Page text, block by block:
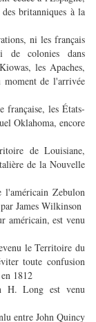
britanniques à la
ni les français
de colonies dans
les Apaches,
moment de l'arrivée
française, les États-
Oklahoma, encore
de Louisiane,
de la Nouvelle
l'américain Zebulon
James Wilkinson
américain, est venu
le Territoire du
toute confusion
1812
H. Long est venu
entre John Quincy